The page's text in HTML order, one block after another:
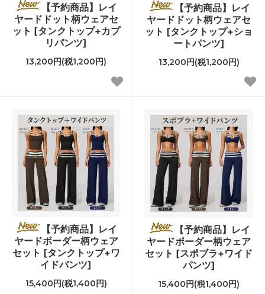
【予約商品】レイ
ヤードドット柄ウェアセ
ット [タンクトップ+カプ
リパンツ]
13,200円(税1,200円)
【予約商品】レイ
ヤードドット柄ウェアセ
ット [タンクトップ+ショ
ートパンツ]
13,200円(税1,200円)
【予約商品】レイ
ヤードボーダー柄ウェア
セット [タンクトップ+ワ
イドパンツ]
15,400円(税1,400円)
【予約商品】レイ
ヤードボーダー柄ウェア
セット [スポブラ+ワイド
パンツ]
15,400円(税1,400円)